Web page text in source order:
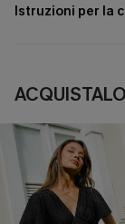
Istruzioni per la